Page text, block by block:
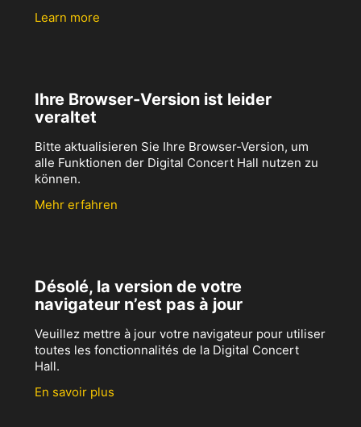
Learn more
Ihre Browser-Version ist leider
veraltet
Bitte aktualisieren Sie Ihre Browser-Version, um
alle Funktionen der Digital Concert Hall nutzen zu
können.
Mehr erfahren
Désolé, la version de votre
navigateur n’est pas à jour
Veuillez mettre à jour votre navigateur pour utiliser
toutes les fonctionnalités de la Digital Concert
Hall.
En savoir plus